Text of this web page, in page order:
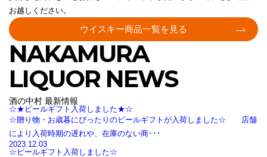
お越しください。
ウイスキー商品一覧を見る
NAKAMURA
LIQUOR NEWS
酒の中村 最新情報
☆★ビールギフト入荷しました★☆
☆贈り物・お歳暮にぴったりのビールギフトが入荷しました☆ 店舗
により入荷時期の遅れや、在庫のない商･･･
2023.12.03
☆ビールギフト入荷しました☆